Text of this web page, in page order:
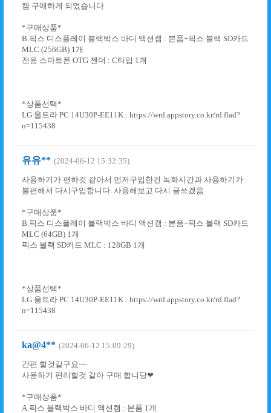
캠 구매하게 되었습니다
*구매상품*
B.픽스 디스플레이 블랙박스 바디 액션캠 : 본품+픽스 블랙 SD카드
MLC (256GB) 1개
전용 스마트폰 OTG 젠더 : C타입 1개
*상품선택*
LG 울트라 PC 14U30P-EE11K : https://wrd.appstory.co.kr/rd.flad?
n=115438
유유** (2024-06-12 15:32:35)
사용하기가 편하것 같아서 먼저구입한건 녹화시간과 사용하기가
불편해서 다시구입합니다. 사용해보고 다시 글쓰겠음
*구매상품*
B.픽스 디스플레이 블랙박스 바디 액션캠 : 본품+픽스 블랙 SD카드
MLC (64GB) 1개
픽스 블랙 SD카드 MLC : 128GB 1개
*상품선택*
LG 울트라 PC 14U30P-EE11K : https://wrd.appstory.co.kr/rd.flad?
n=115438
ka@4** (2024-06-12 15:09:29)
간편 할것같구요~~
사용하기 편리할것 같아 구매 합니당❤
*구매상품*
A.픽스 블랙박스 바디 액션캠 : 본품 1개